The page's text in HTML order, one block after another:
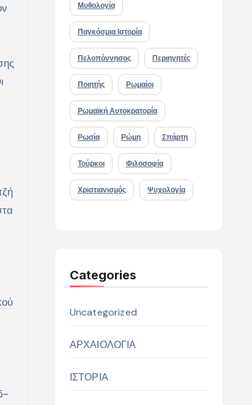
Μυθολογία
Παγκόσμια Ιστορία
Πελοπόννησος Περιηγητές
Ποιητής Ρωμαίοι
Ρωμαϊκή Αυτοκρατορία
Ρωσία Ρώμη Σπάρτη
Τούρκοι Φιλοσοφία
Χριστιανισμός Ψυχολογία
Categories
Uncategorized
ΑΡΧΑΙΟΛΟΓΙΑ
ΙΣΤΟΡΙΑ